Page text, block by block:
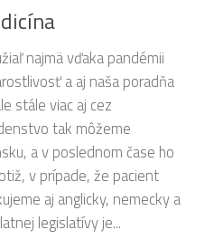
najmä vďaka pandémii
a aj naša poradňa
stále viac aj cez
tak môžeme
a v poslednom čase ho
v prípade, že pacient
aj anglicky, nemecky a
legislatívy je...